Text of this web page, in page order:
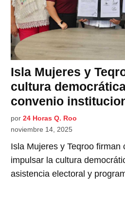
Isla Mujeres y
cultura
convenio
por 24 Horas Q. Roo
noviembre 14, 2025
Isla Mujeres y Teqroo firman
impulsar la cultura
asistencia electoral y